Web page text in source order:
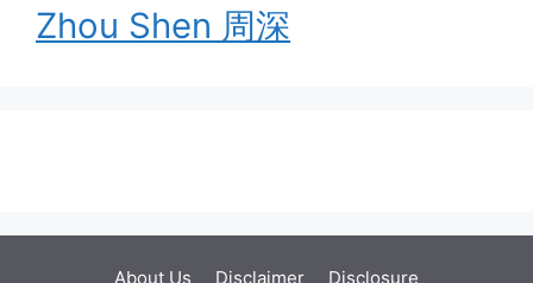
Zhou Shen 周深
About Us Disclaimer Disclosure